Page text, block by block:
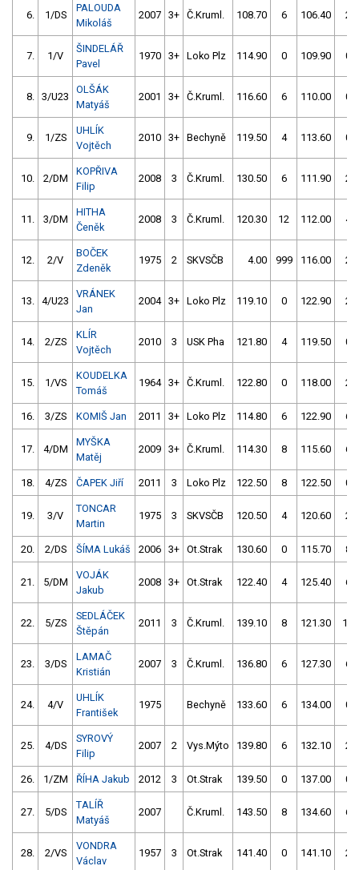
6. 1/DS
PALOUDA
Mikoláš
2007 3+ Č.Kruml. 108.70 6 106.40 2
7. 1/V
ŠINDELÁŘ
Pavel
1970 3+ Loko Plz 114.90 0 109.90 0
8. 3/U23
OLŠÁK
Matyáš
2001 3+ Č.Kruml. 116.60 6 110.00 0
9. 1/ZS
UHLÍK
Vojtěch
2010 3+ Bechyně 119.50 4 113.60 0
10. 2/DM
KOPŘIVA
Filip
2008 3 Č.Kruml. 130.50 6 111.90 2
11. 3/DM
HITHA
Čeněk
2008 3 Č.Kruml. 120.30 12 112.00 4
12. 2/V
BOČEK
Zdeněk
1975 2 SKVSČB 4.00 999 116.00 2
13. 4/U23
VRÁNEK
Jan
2004 3+ Loko Plz 119.10 0 122.90 2
14. 2/ZS
KLÍR
Vojtěch
2010 3 USK Pha 121.80 4 119.50 0
15. 1/VS
KOUDELKA
Tomáš
1964 3+ Č.Kruml. 122.80 0 118.00 2
16. 3/ZS KOMIŠ Jan 2011 3+ Loko Plz 114.80 6 122.90 6
17. 4/DM
MYŠKA
Matěj
2009 3+ Č.Kruml. 114.30 8 115.60 6
18. 4/ZS ČAPEK Jiří 2011 3 Loko Plz 122.50 8 122.50 0
19. 3/V
TONCAR
Martin
1975 3 SKVSČB 120.50 4 120.60 2
20. 2/DS ŠÍMA Lukáš 2006 3+ Ot.Strak 130.60 0 115.70 8
21. 5/DM
VOJÁK
Jakub
2008 3+ Ot.Strak 122.40 4 125.40 6
22. 5/ZS
SEDLÁČEK
Štěpán
2011 3 Č.Kruml. 139.10 8 121.30 10
23. 3/DS
LAMAČ
Kristián
2007 3 Č.Kruml. 136.80 6 127.30 6
24. 4/V
UHLÍK
František
1975 Bechyně 133.60 6 134.00 0
25. 4/DS
SYROVÝ
Filip
2007 2 Vys.Mýto 139.80 6 132.10 2
26. 1/ZM ŘÍHA Jakub 2012 3 Ot.Strak 139.50 0 137.00 0
27. 5/DS
TALÍŘ
Matyáš
2007 Č.Kruml. 143.50 8 134.60 6
28. 2/VS
VONDRA
Václav
1957 3 Ot.Strak 141.40 0 141.10 2